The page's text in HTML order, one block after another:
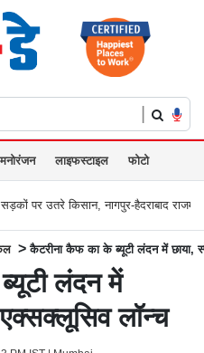
|
मनोरंजन लाइफस्टाइल फोटो
हैदराबाद राजमार्ग किया जाम, बच्चू
>कैटरीना कैफ का के ब्यूटी लंदन में छाया,
लंदन में
लॉन्च